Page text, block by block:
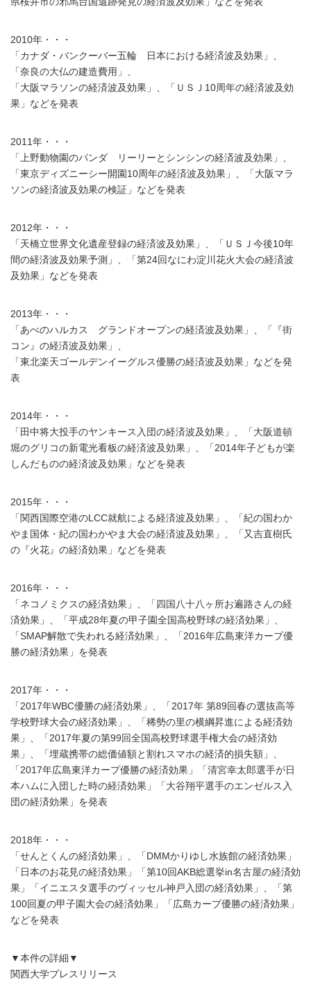
2010年・・・
「カナダ・バンクーバー五輪 日本における経済波及効果」、
「奈良の大仏の建造費用」、
「大阪マラソンの経済波及効果」、「ＵＳＪ10周年の経済波及効
果」などを発表
2011年・・・
「上野動物園のパンダ リーリーとシンシンの経済波及効果」、
「東京ディズニーシー開園10周年の経済波及効果」、「大阪マラ
ソンの経済波及効果の検証」などを発表
2012年・・・
「天橋立世界文化遺産登録の経済波及効果」、「ＵＳＪ今後10年
間の経済波及効果予測」、「第24回なにわ淀川花火大会の経済波
及効果」などを発表
2013年・・・
「あべのハルカス グランドオープンの経済波及効果」、「『街
コン』の経済波及効果」、
「東北楽天ゴールデンイーグルス優勝の経済波及効果」などを発
表
2014年・・・
「田中将大投手のヤンキース入団の経済波及効果」、「大阪道頓
堀のグリコの新電光看板の経済波及効果」、「2014年子どもが楽
しんだものの経済波及効果」などを発表
2015年・・・
「関西国際空港のLCC就航による経済波及効果」、「紀の国わか
やま国体・紀の国わかやま大会の経済波及効果」、「又吉直樹氏
の『火花』の経済効果」などを発表
2016年・・・
「ネコノミクスの経済効果」、「四国八十八ヶ所お遍路さんの経
済効果」、「平成28年夏の甲子園全国高校野球の経済効果」、
「SMAP解散で失われる経済効果」、「2016年広島東洋カープ優
勝の経済効果」を発表
2017年・・・
「2017年WBC優勝の経済効果」、「2017年 第89回春の選抜高等
学校野球大会の経済効果」、「稀勢の里の横綱昇進による経済効
果」、「2017年夏の第99回全国高校野球選手権大会の経済効
果」、「埋蔵携帯の総価値額と割れスマホの経済的損失額」、
「2017年広島東洋カープ優勝の経済効果」「清宮幸太郎選手が日
本ハムに入団した時の経済効果」「大谷翔平選手のエンゼルス入
団の経済効果」を発表
2018年・・・
「せんとくんの経済効果」、「DMMかりゆし水族館の経済効果」
「日本のお花見の経済効果」「第10回AKB総選挙in名古屋の経済効
果」「イニエスタ選手のヴィッセル神戸入団の経済効果」、「第
100回夏の甲子園大会の経済効果」「広島カープ優勝の経済効果」
などを発表
▼本件の詳細▼
関西大学プレスリリース